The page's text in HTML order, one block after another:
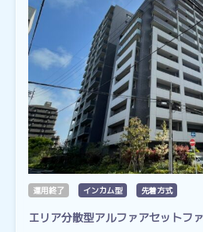
運用終了 インカム型 先着方式
エリア分散型アルファアセットフ